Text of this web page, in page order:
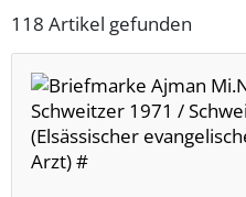
118 Artikel gefunden